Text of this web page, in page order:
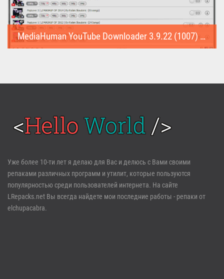
MediaHuman YouTube Downloader 3.9.22 (1007) (Repack & Portable)
Войти
Регистрация
Забыли пароль?
Уже более 10-ти лет я делаю для Вас и делюсь с Вами своими
репаками различных программ и утилит, которые пользуются
популярностью среди пользователей интернета. На сайте
LRepacks.net Вы всегда найдете мои последние работы - репаки от
elchupacabra.